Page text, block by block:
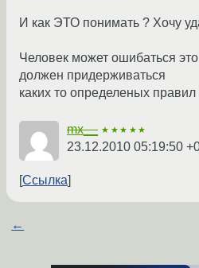
И как ЭТО понимать ? Хочу
Человек может ошибаться
должен придерживаться
каких то определеных правил
mx__ ★★★★★
23.12.2010 05:19:50
Ссылка
←